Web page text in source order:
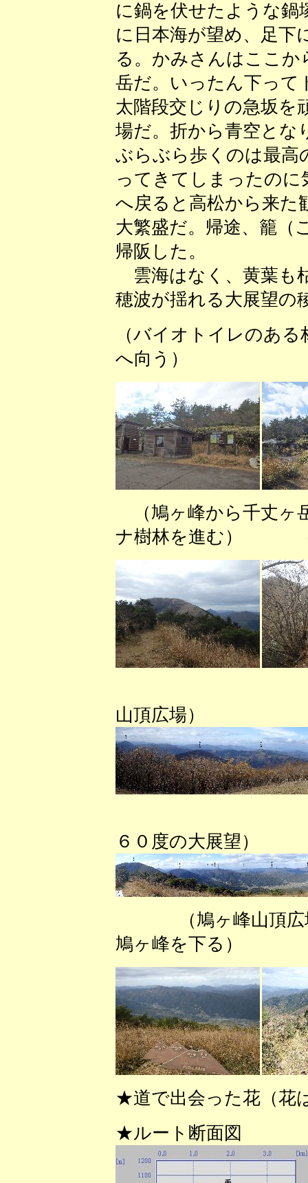
に鍋を伏せたような鍋
に日本海が望め、足下
る。かみさんはここか
岳だ。いったん下って
太階段交じりの急坂を
場だ。折から青空とな
ぶらぶら歩くのは最高
ってきてしまったのに
へ戻ると高松から来た
大繁盛だ。帰途、籠（
帰阪した。
雲海はなく、黄葉も
穂波が揺れる大展望の
（バイオトイレの
へ向う） （
（鳩ヶ峰から千丈ヶ
ナ樹林を進む） （
山頂広場）
６０度の大展望）
（鳩ヶ峰山頂
鳩ヶ峰を下る）
★道で出会った花（花
★ルート断面図